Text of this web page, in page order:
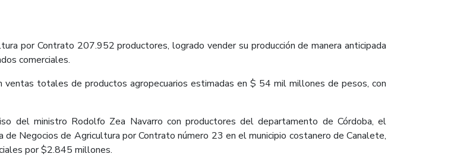
por Contrato 207.952 productores, logrado vender su producción de manera anticipada
comerciales.
ventas totales de productos agropecuarios estimadas en $ 54 mil millones de pesos, con
del ministro Rodolfo Zea Navarro con productores del departamento de Córdoba, el
Negocios de Agricultura por Contrato número 23 en el municipio costanero de Canalete,
por $2.845 millones.